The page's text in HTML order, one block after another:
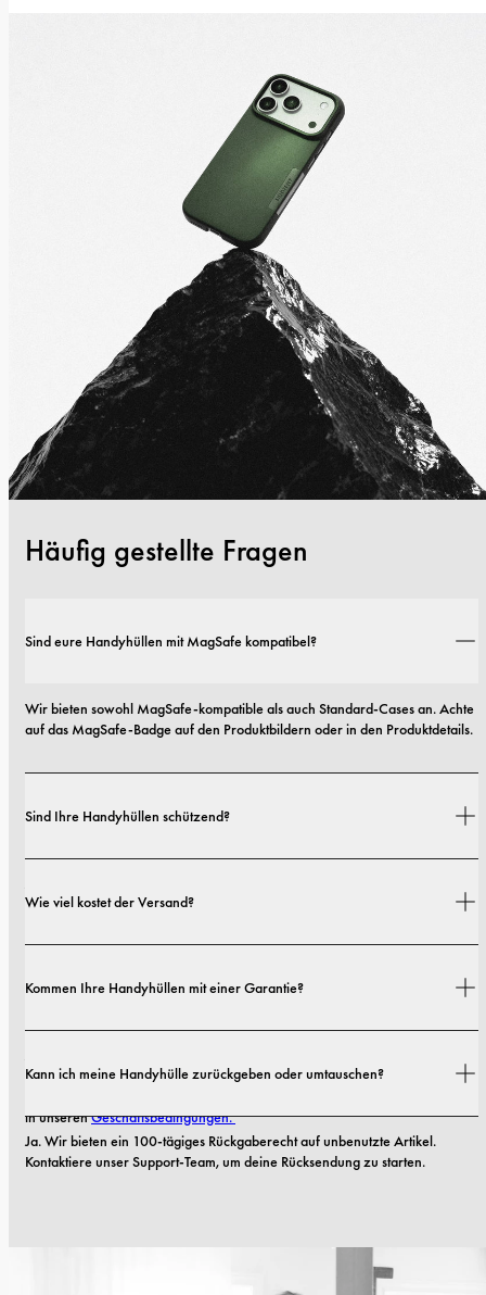
Häufig gestellte Fragen
Sind eure Handyhüllen mit MagSafe kompatibel?
Wir bieten sowohl MagSafe-kompatible als auch Standard-Cases an. Achte
auf das MagSafe-Badge auf den Produktbildern oder in den Produktdetails.
Sind Ihre Handyhüllen schützend?
Optionen von schlanken Profilen bis hin zu besonders robusten
Wie viel kostet der Versand?
Details findest du in unserer Versandrichtlinie.
Kommen Ihre Handyhüllen mit einer Garantie?
Ihre Case innerhalb der ersten 12 Monate nach dem Kauf Material- oder
in unseren Geschäftsbedingungen.
Kann ich meine Handyhülle zurückgeben oder umtauschen?
Ja. Wir bieten ein 100-tägiges Rückgaberecht auf unbenutzte Artikel.
Kontaktiere unser Support-Team, um deine Rücksendung zu starten.